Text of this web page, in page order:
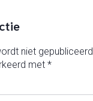
niet gepubliceerd.
met *